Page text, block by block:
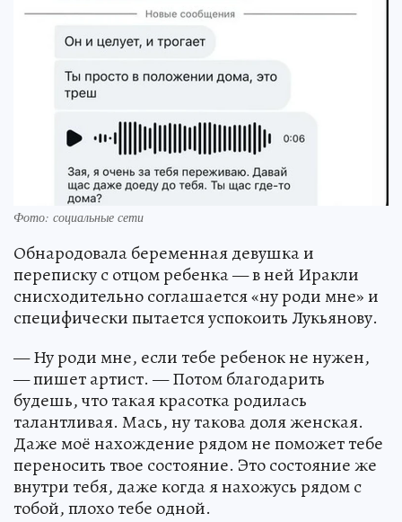
Фото: социальные сети
Обнародовала беременная девушка и
переписку с отцом ребенка — в ней Иракли
снисходительно соглашается «ну роди мне» и
специфически пытается успокоить Лукьянову.
— Ну роди мне, если тебе ребенок не нужен,
— пишет артист. — Потом благодарить
будешь, что такая красотка родилась
талантливая. Мась, ну такова доля женская.
Даже моё нахождение рядом не поможет тебе
переносить твое состояние. Это состояние же
внутри тебя, даже когда я нахожусь рядом с
тобой, плохо тебе одной.